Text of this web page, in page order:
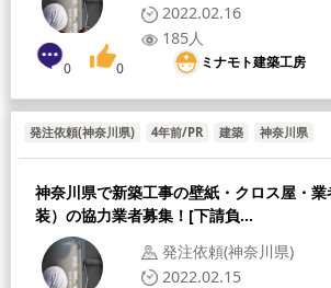
2022.02.16
185人
ミナモト建築工房
0 0
発注依頼(神奈川県) 4年前/PR 建築 神奈川県
神奈川県で新築工事の壁紙・クロス屋・
装）の協力業者募集！[下請負...
発注依頼(神奈川県)
2022.02.15